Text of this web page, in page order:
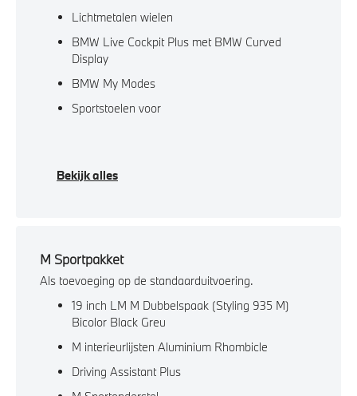
Lichtmetalen wielen
BMW Live Cockpit Plus met BMW Curved
Display
BMW My Modes
Sportstoelen voor
Bekijk alles
M Sportpakket
Als toevoeging op de standaarduitvoering.
19 inch LM M Dubbelspaak (Styling 935 M)
Bicolor Black Greu
M interieurlijsten Aluminium Rhombicle
Driving Assistant Plus